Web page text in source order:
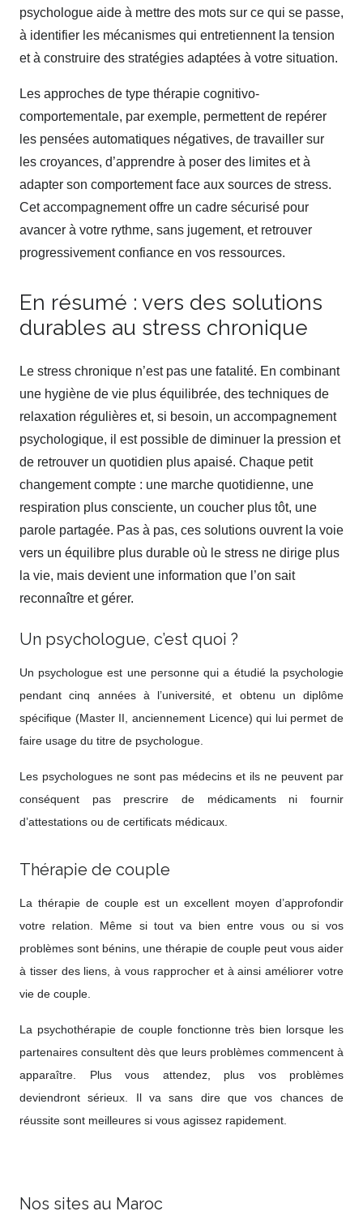
psychologue aide à mettre des mots sur ce qui se passe,
à identifier les mécanismes qui entretiennent la tension
et à construire des stratégies adaptées à votre situation.
Les approches de type thérapie cognitivo-
comportementale, par exemple, permettent de repérer
les pensées automatiques négatives, de travailler sur
les croyances, d’apprendre à poser des limites et à
adapter son comportement face aux sources de stress.
Cet accompagnement offre un cadre sécurisé pour
avancer à votre rythme, sans jugement, et retrouver
progressivement confiance en vos ressources.
En résumé : vers des solutions
durables au stress chronique
Le stress chronique n’est pas une fatalité. En combinant
une hygiène de vie plus équilibrée, des techniques de
relaxation régulières et, si besoin, un accompagnement
psychologique, il est possible de diminuer la pression et
de retrouver un quotidien plus apaisé. Chaque petit
changement compte : une marche quotidienne, une
respiration plus consciente, un coucher plus tôt, une
parole partagée. Pas à pas, ces solutions ouvrent la voie
vers un équilibre plus durable où le stress ne dirige plus
la vie, mais devient une information que l’on sait
reconnaître et gérer.
Un psychologue, c’est quoi ?
Un psychologue est une personne qui a étudié la psychologie
pendant cinq années à l’université, et obtenu un diplôme
spécifique (Master II, anciennement Licence) qui lui permet de
faire usage du titre de psychologue.
Les psychologues ne sont pas médecins et ils ne peuvent par
conséquent pas prescrire de médicaments ni fournir
d’attestations ou de certificats médicaux.
Thérapie de couple
La thérapie de couple est un excellent moyen d’approfondir
votre relation. Même si tout va bien entre vous ou si vos
problèmes sont bénins, une thérapie de couple peut vous aider
à tisser des liens, à vous rapprocher et à ainsi améliorer votre
vie de couple.
La psychothérapie de couple fonctionne très bien lorsque les
partenaires consultent dès que leurs problèmes commencent à
apparaître. Plus vous attendez, plus vos problèmes
deviendront sérieux. Il va sans dire que vos chances de
réussite sont meilleures si vous agissez rapidement.
Nos sites au Maroc